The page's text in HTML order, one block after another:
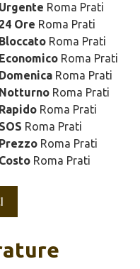
Roma Prati
Ore Roma Prati
Roma Prati
Roma Prati
Roma Prati
Roma Prati
Roma Prati
Roma Prati
Roma Prati
Roma Prati